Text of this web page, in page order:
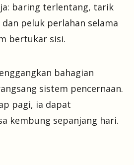
baring terlentang, tarik
peluk perlahan selama
bertukar sisi.
bahagian
sistem pencernaan.
pagi, ia dapat
kembung sepanjang hari.